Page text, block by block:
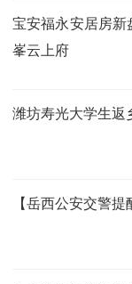
宝安福永安居房新
峯云上府
潍坊寿光大学生返
【岳西公安交警